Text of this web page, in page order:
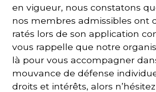
en vigueur, nous constatons
nos membres admissibles ont
ratés lors de son application
vous rappelle que notre
là pour vous accompagner
mouvance de défense
droits et intérêts, alors